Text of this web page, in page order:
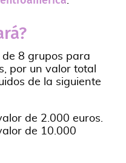
8 grupos para
por un valor total
de la siguiente
de 2.000 euros.
de 10.000